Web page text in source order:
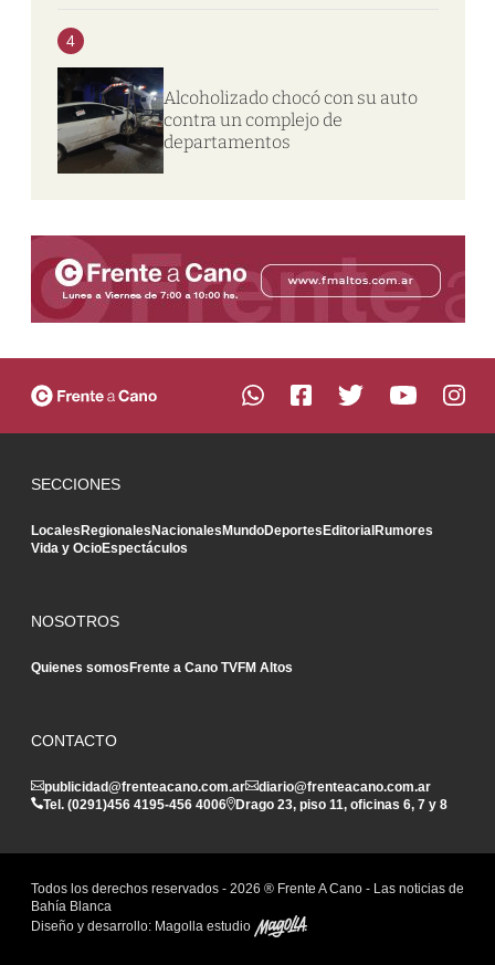
4
Alcoholizado chocó con su auto
contra un complejo de
departamentos
SECCIONES
LocalesRegionalesNacionalesMundoDeportesEditorialRumores
Vida y OcioEspectáculos
NOSOTROS
Quienes somosFrente a Cano TVFM Altos
CONTACTO
publicidad@frenteacano.com.ar
diario@frenteacano.com.ar
Tel. (0291)456 4195-456 4006 Drago 23, piso 11, oficinas 6, 7 y 8
Todos los derechos reservados - 2026 ® Frente A Cano - Las noticias de
Bahía Blanca
Diseño y desarrollo: Magolla estudio